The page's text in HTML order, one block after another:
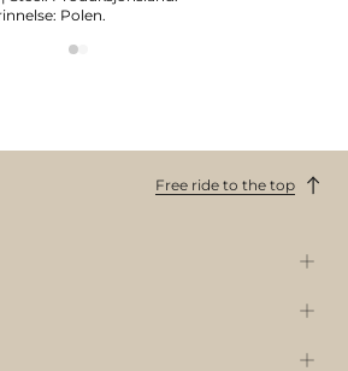
Polen.
Free ride to the top